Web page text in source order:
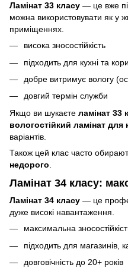
Ламінат 33 класу — це вже
можна використовувати як у
приміщеннях.
висока зносостійкість
підходить для кухні та
добре витримує вологу
довгий термін служби
Якщо ви шукаєте ламінат 33
вологостійкий ламінат для
варіантів.
Також цей клас часто
недорого
Ламінат 34 класу:
Ламінат 34 класу — це
дуже високі навантаження.
максимальна
підходить для магазинів,
довговічність до 20+ років